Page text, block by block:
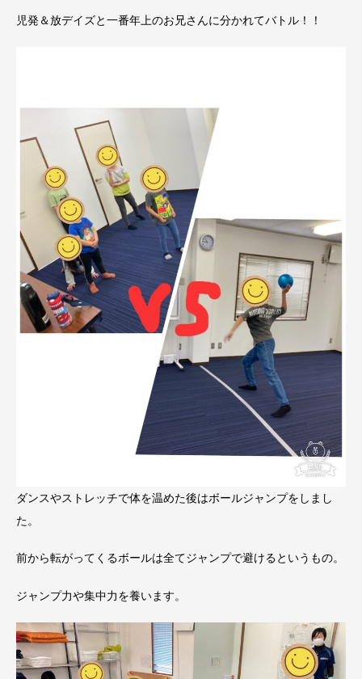
児発＆放デイズと一番年上のお兄さんに分かれてバトル！！
ダンスやストレッチで体を温めた後はボールジャンプをしまし
た。
前から転がってくるボールは全てジャンプで避けるというもの。
ジャンプ力や集中力を養います。